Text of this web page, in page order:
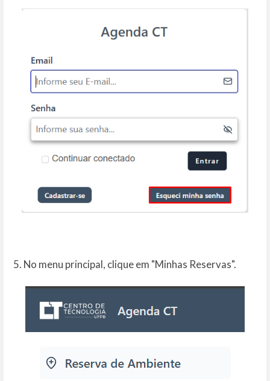
5. No menu principal, clique em "Minhas Reservas".